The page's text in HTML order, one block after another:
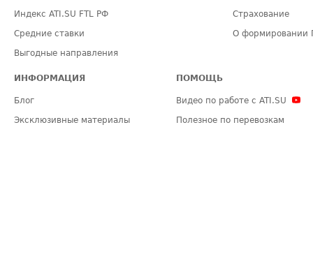
Индекс ATI.SU FTL РФ
Средние ставки
Выгодные направления
Страхование
О формировании
ИНФОРМАЦИЯ
Блог
Эксклюзивные материалы
ПОМОЩЬ
Видео по работе с ATI.SU
Полезное по перевозкам